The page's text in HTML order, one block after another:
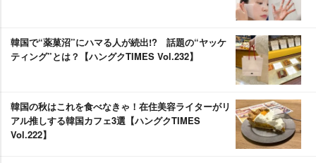
韓国で“薬菓沼”にハマる人が続出!? 話題の“ヤッケ
ティング”とは？【ハングクTIMES Vol.232】
韓国の秋はこれを食べなきゃ！在住美容ライターがリ
アル推しする韓国カフェ3選【ハングクTIMES
Vol.222】